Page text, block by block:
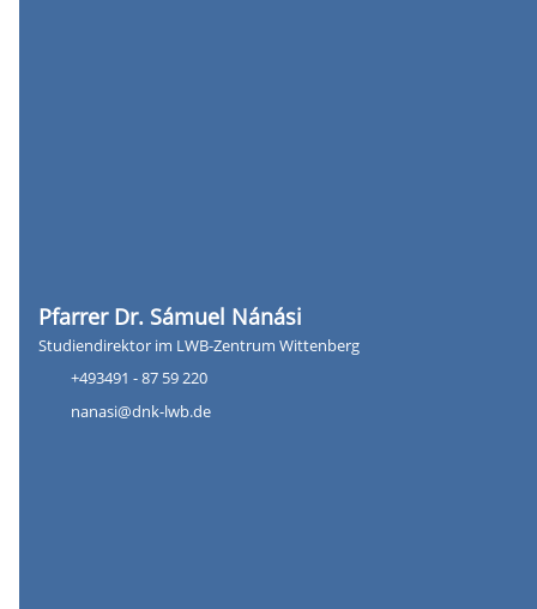
Pfarrer Dr. Sámuel Nánási
Studiendirektor im LWB-Zentrum Wittenberg
+493491 - 87 59 220
nanasi@dnk-lwb.de